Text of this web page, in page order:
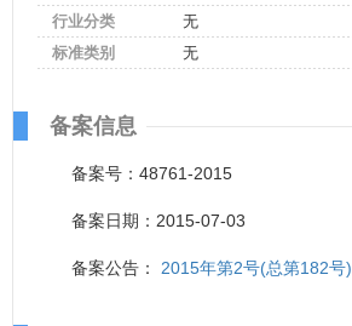
行业分类
无
标准类别
无
备案信息
备案号：48761-2015
备案日期：2015-07-03
备案公告： 2015年第2号(总第182号)